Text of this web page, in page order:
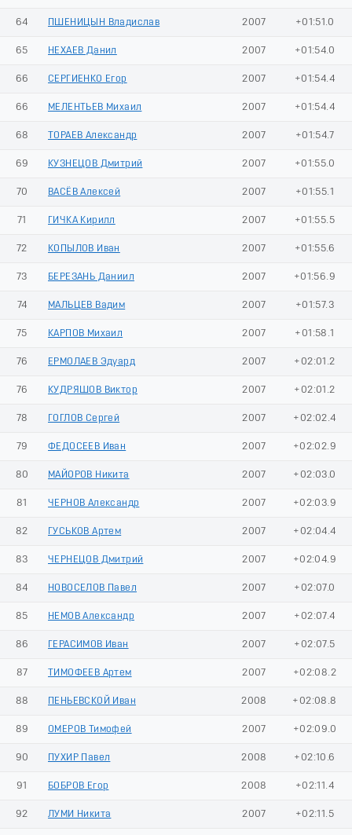
64 ПШЕНИЦЫН Владислав 2007 +01:51.0
65 НЕХАЕВ Данил 2007 +01:54.0
66 СЕРГИЕНКО Егор 2007 +01:54.4
66 МЕЛЕНТЬЕВ Михаил 2007 +01:54.4
68 ТОРАЕВ Александр 2007 +01:54.7
69 КУЗНЕЦОВ Дмитрий 2007 +01:55.0
70 ВАСЁВ Алексей 2007 +01:55.1
71 ГИЧКА Кирилл 2007 +01:55.5
72 КОПЫЛОВ Иван 2007 +01:55.6
73 БЕРЕЗАНЬ Даниил 2007 +01:56.9
74 МАЛЬЦЕВ Вадим 2007 +01:57.3
75 КАРПОВ Михаил 2007 +01:58.1
76 ЕРМОЛАЕВ Эдуард 2007 +02:01.2
76 КУДРЯШОВ Виктор 2007 +02:01.2
78 ГОГЛОВ Сергей 2007 +02:02.4
79 ФЕДОСЕЕВ Иван 2007 +02:02.9
80 МАЙОРОВ Никита 2007 +02:03.0
81 ЧЕРНОВ Александр 2007 +02:03.9
82 ГУСЬКОВ Артем 2007 +02:04.4
83 ЧЕРНЕЦОВ Дмитрий 2007 +02:04.9
84 НОВОСЕЛОВ Павел 2007 +02:07.0
85 НЕМОВ Александр 2007 +02:07.4
86 ГЕРАСИМОВ Иван 2007 +02:07.5
87 ТИМОФЕЕВ Артем 2007 +02:08.2
88 ПЕНЬЕВСКОЙ Иван 2008 +02:08.8
89 ОМЕРОВ Тимофей 2007 +02:09.0
90 ПУХИР Павел 2008 +02:10.6
91 БОБРОВ Егор 2008 +02:11.4
92 ЛУМИ Никита 2007 +02:11.5